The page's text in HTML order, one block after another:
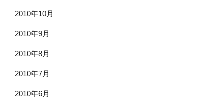
2010年10月
2010年9月
2010年8月
2010年7月
2010年6月